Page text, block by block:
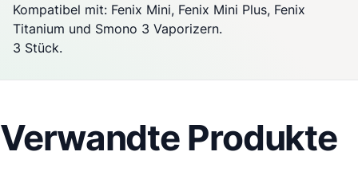
Kompatibel mit: Fenix ​​Mini, Fenix Mini Plus, Fenix
Titanium und Smono 3 Vaporizern.
3 Stück.
Verwandte Produkte